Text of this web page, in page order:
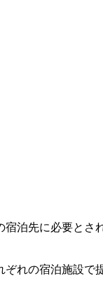
泊先に必要とさ
れの宿泊施設で